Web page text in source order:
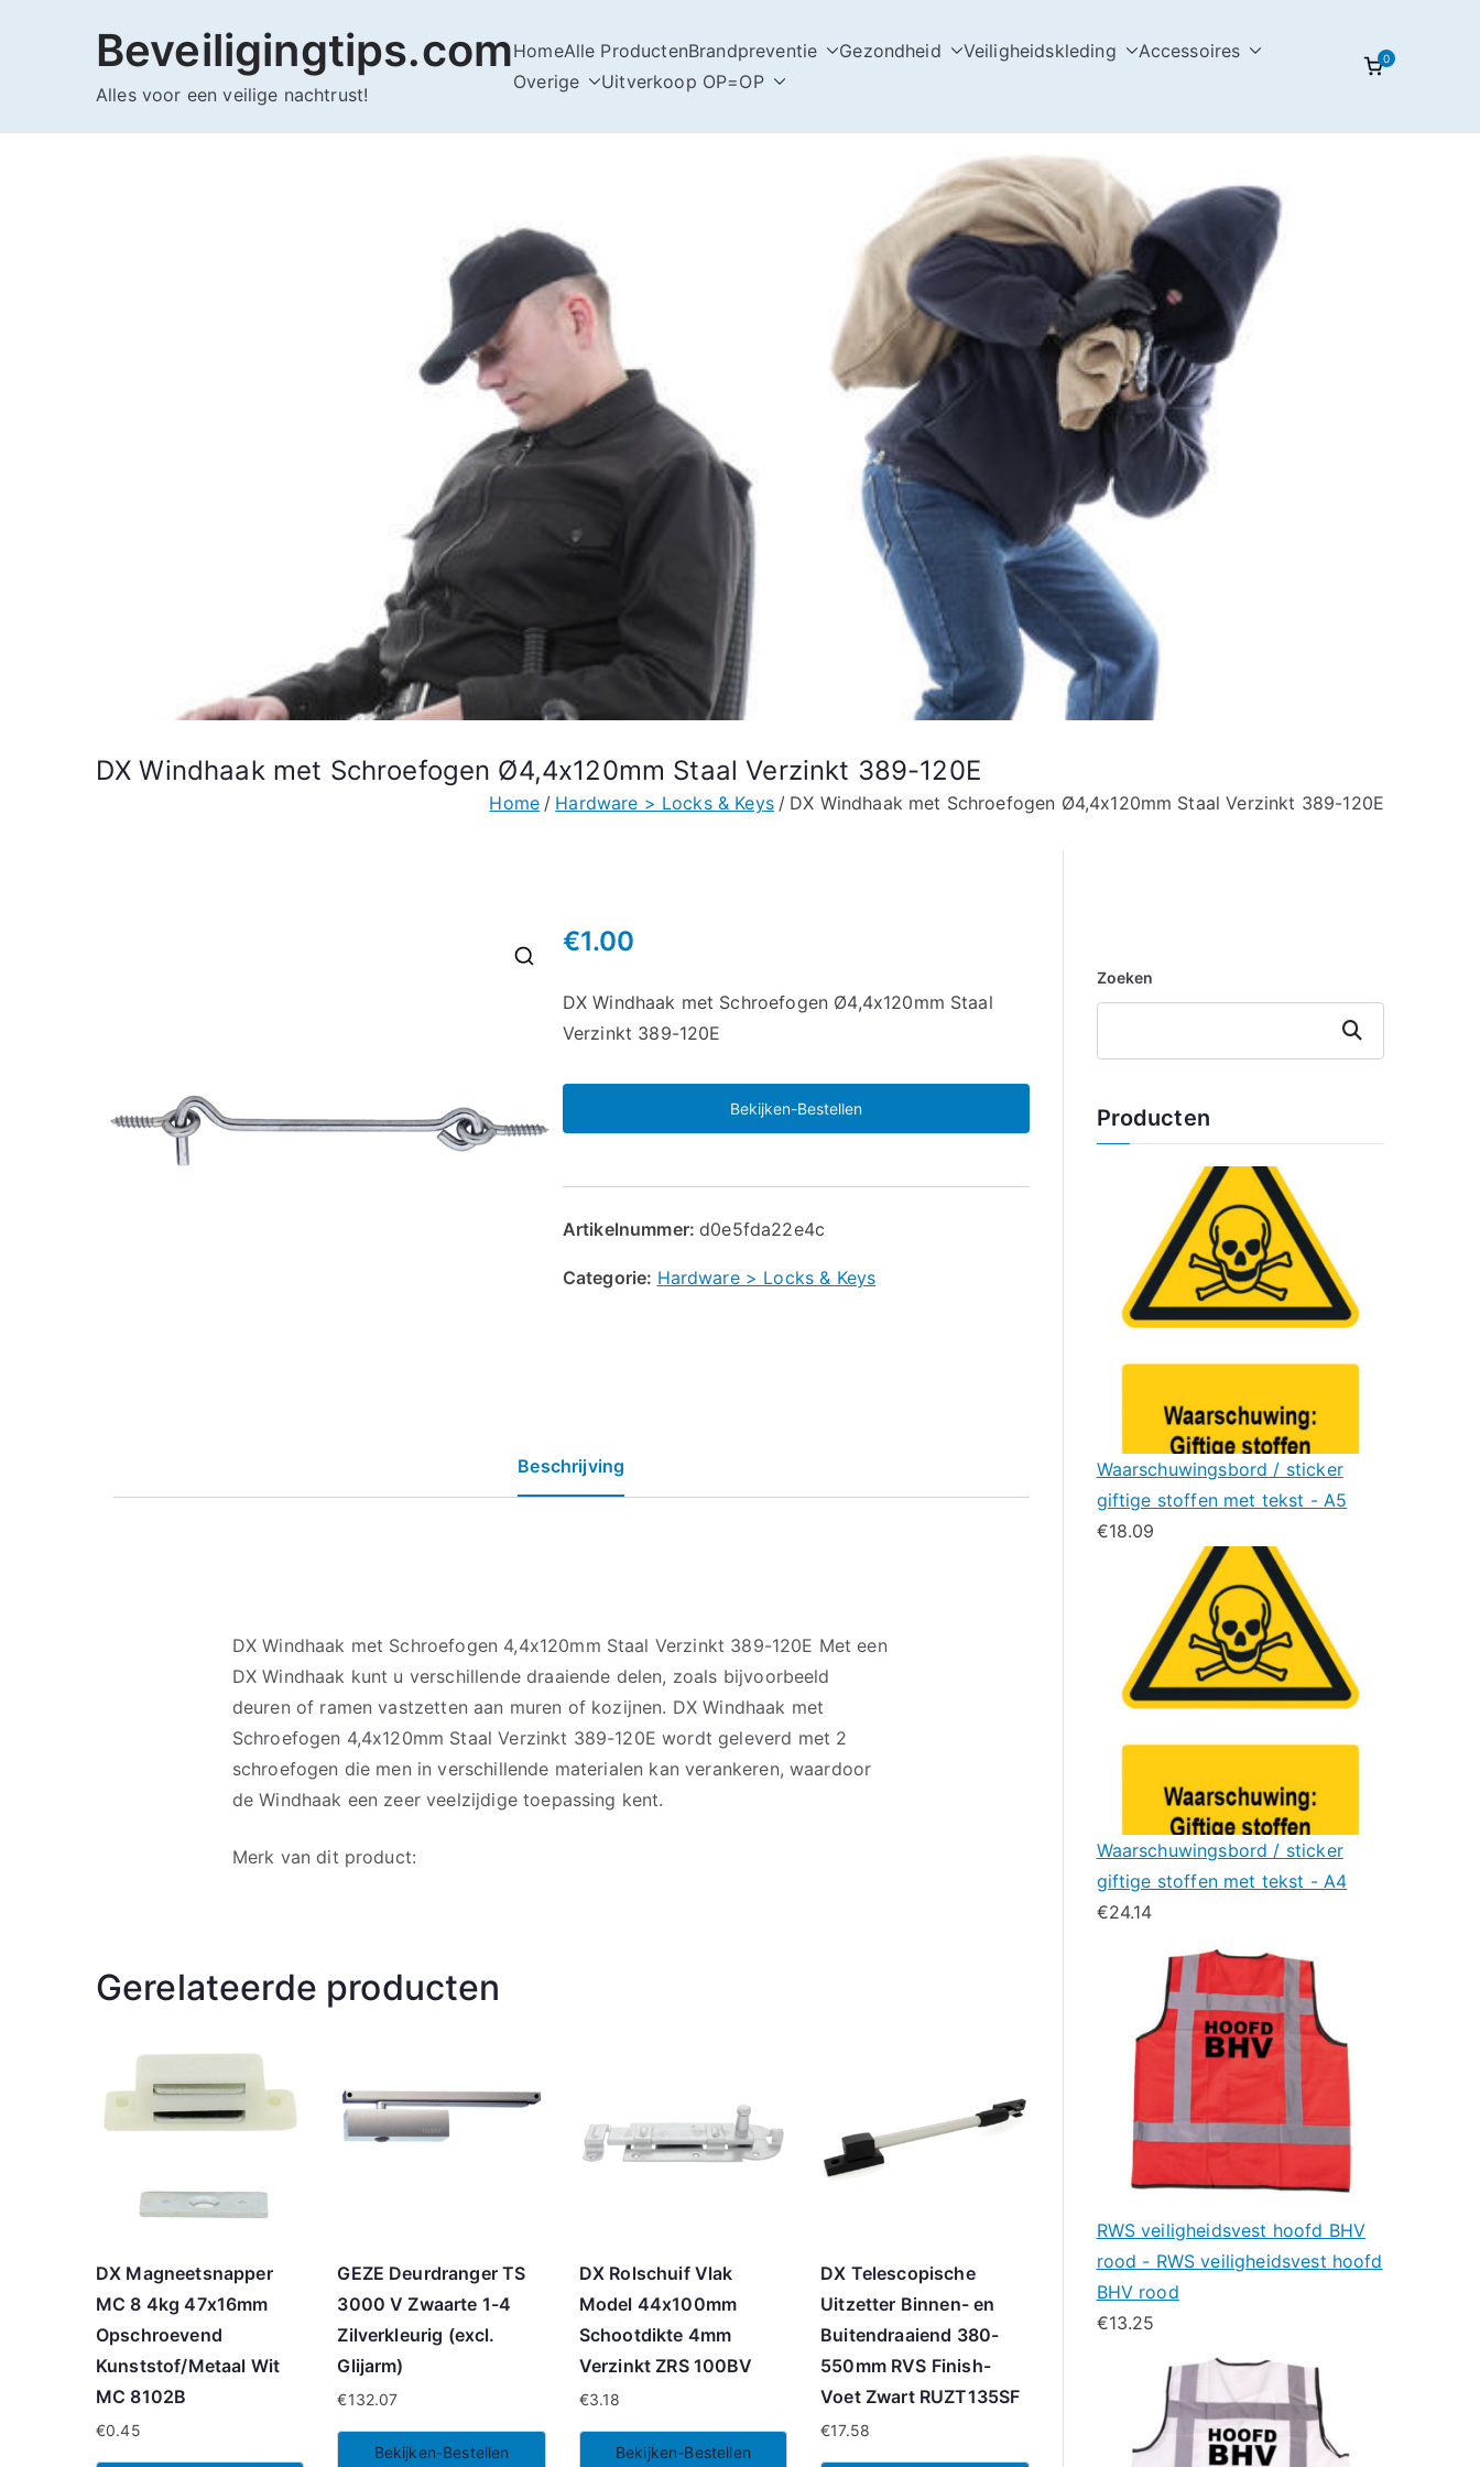
Beveiligingtips.com
Alles voor een veilige nachtrust!
HomeAlle ProductenBrandpreventie Gezondheid Veiligheidskleding
Accessoires
Overige
Uitverkoop OP=OP
0
DX Windhaak met Schroefogen Ø4,4x120mm Staal Verzinkt 389-120E
Home Hardware > Locks & Keys DX Windhaak met Schroefogen Ø4,4x120mm Staal Verzinkt 389-120E
€1.00
DX Windhaak met Schroefogen Ø4,4x120mm Staal
Verzinkt 389-120E
Bekijken-Bestellen
Artikelnummer:d0e5fda22e4c
Categorie: Hardware > Locks & Keys
Beschrijving
DX Windhaak met Schroefogen 4,4x120mm Staal Verzinkt 389-120E Met een
DX Windhaak kunt u verschillende draaiende delen, zoals bijvoorbeeld
deuren of ramen vastzetten aan muren of kozijnen. DX Windhaak met
Schroefogen 4,4x120mm Staal Verzinkt 389-120E wordt geleverd met 2
schroefogen die men in verschillende materialen kan verankeren, waardoor
de Windhaak een zeer veelzijdige toepassing kent.
Merk van dit product:
Gerelateerde producten
DX Magneetsnapper
MC 8 4kg 47x16mm
Opschroevend
Kunststof/Metaal Wit
MC 8102B
€0.45
GEZE Deurdranger TS
3000 V Zwaarte 1-4
Zilverkleurig (excl.
Glijarm)
€132.07
Bekijken-Bestellen
DX Rolschuif Vlak
Model 44x100mm
Schootdikte 4mm
Verzinkt ZRS 100BV
€3.18
Bekijken-Bestellen
DX Telescopische
Uitzetter Binnen- en
Buitendraaiend 380-
550mm RVS Finish-
Voet Zwart RUZT135SF
€17.58
Zoeken
Zoeken
Producten
Waarschuwingsbord / sticker
giftige stoffen met tekst - A5
€18.09
Waarschuwingsbord / sticker
giftige stoffen met tekst - A4
€24.14
RWS veiligheidsvest hoofd BHV
rood - RWS veiligheidsvest hoofd
BHV rood
€13.25